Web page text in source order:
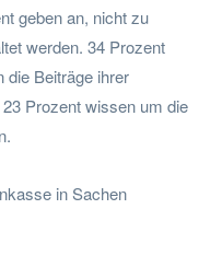
geben an, nicht zu
werden. 34 Prozent
die Beiträge ihrer
Prozent wissen um die
in Sachen